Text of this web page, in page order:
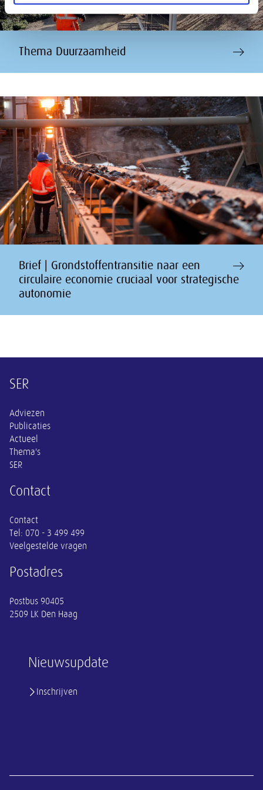
Thema Duurzaamheid
Brief | Grondstoffentransitie naar een
circulaire economie cruciaal voor strategische
autonomie
Overige informatie
Nieuwsupdate
Inschrijven
SER
Adviezen
Publicaties
Actueel
Thema's
SER
Contact
Contact
Tel: 070 - 3 499 499
Veelgestelde vragen
Postadres
Postbus 90405
2509 LK Den Haag